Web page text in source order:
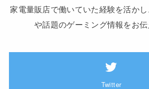
家電量販店で働いていた経験を活か
や話題のゲーミング情報をお伝
Twitter